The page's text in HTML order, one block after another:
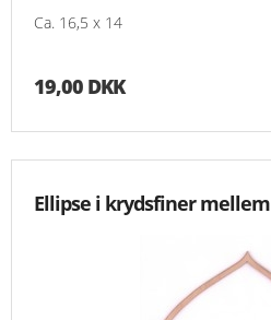
MESSER
Ca. 16,5 x 14
19,00 DKK
Ellipse i krydsfiner mellem